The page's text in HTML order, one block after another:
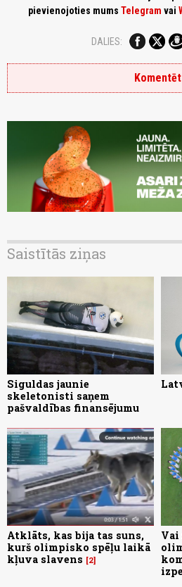
pievienojoties mums Telegram vai
DALIES:
Komentēt
Saistītās ziņas
Siguldas jaunie
skeletonisti saņem
pašvaldības finansējumu
Atklāts, kas bija tas suns,
kurš olimpisko spēļu laikā
kļuva slavens
2
Vai